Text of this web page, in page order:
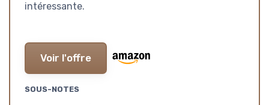
intéressante.
Voir l'offre
SOUS-NOTES